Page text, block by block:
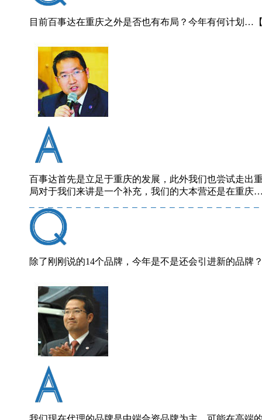
目前百事达在重庆之外是否也有布局？今年有何计划…
百事达首先是立足于重庆的发展，此外我们也尝试走出
局对于我们来讲是一个补充，我们的大本营还是在重庆
除了刚刚说的14个品牌，今年是不是还会引进新的品牌